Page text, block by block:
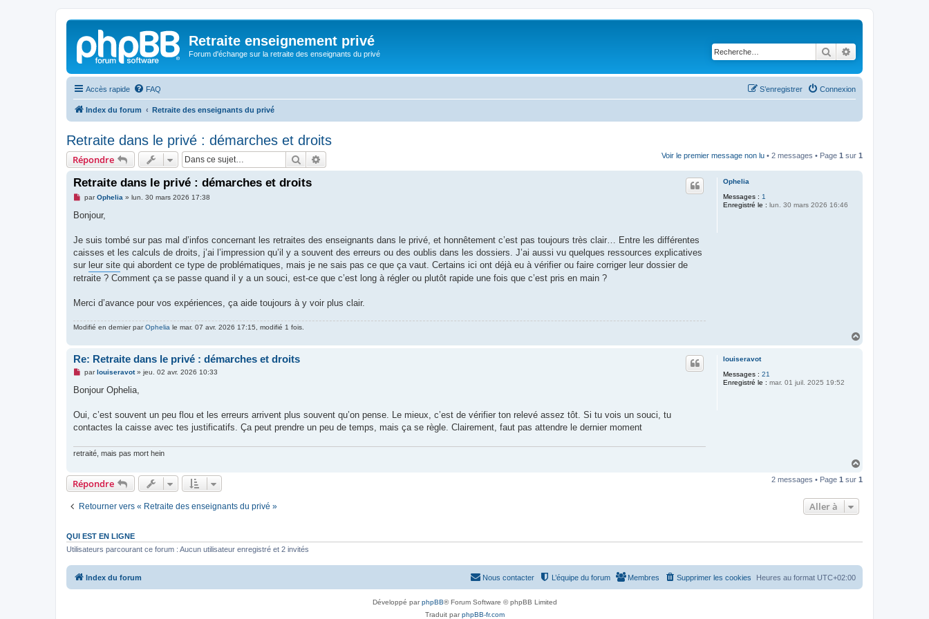
Retraite enseignement privé
Forum d'échange sur la retraite des enseignants du privé Rechercher
Accès rapide FAQ Connexion
S’enregistrer
Index du forum Retraite des enseignants du privé
Retraite dans le privé : démarches et droits
Répondre Rechercher Voir le premier message non lu • 2 messages • Page 1 sur 1
Ophelia
Messages : 1
Enregistré le : lun. 30 mars 2026 16:46
Retraite dans le privé : démarches et droits
M
s
g
n
o
l
parOphelia » lun. 30 mars 2026 17:38
Bonjour,
Je suis tombé sur pas mal d’infos concernant les retraites des enseignants dans le privé, et honnêtement c’est pas toujours très clair… Entre les différentes
caisses et les calculs de droits, j’ai l’impression qu’il y a souvent des erreurs ou des oublis dans les dossiers. J’ai aussi vu quelques ressources explicatives
sur leur site qui abordent ce type de problématiques, mais je ne sais pas ce que ça vaut. Certains ici ont déjà eu à vérifier ou faire corriger leur dossier de
retraite ? Comment ça se passe quand il y a un souci, est-ce que c’est long à régler ou plutôt rapide une fois que c’est pris en main ?
Merci d’avance pour vos expériences, ça aide toujours à y voir plus clair.
Modifié en dernier parOphelia le mar. 07 avr. 2026 17:15, modifié 1 fois.
louiseravot
Messages : 21
Enregistré le : mar. 01 juil. 2025 19:52
Re: Retraite dans le privé : démarches et droits
M
s
g
n
n
l
parlouiseravot» jeu. 02 avr. 2026 10:33
Bonjour Ophelia,
Oui, c’est souvent un peu flou et les erreurs arrivent plus souvent qu’on pense. Le mieux, c’est de vérifier ton relevé assez tôt. Si tu vois un souci, tu
contactes la caisse avec tes justificatifs. Ça peut prendre un peu de temps, mais ça se règle. Clairement, faut pas attendre le dernier moment
retraité, mais pas mort hein
u
Répondre 2 messages • Page 1 sur 1
Retourner vers « Retraite des enseignants du privé » Aller à
QUI EST EN LIGNE
Utilisateurs parcourant ce forum : Aucun utilisateur enregistré et 2 invités
Index du forum Heures au format UTC+02:00
Supprimer les cookies
Membres
L’équipe du forum
Nous contacter
Développé parphpBB® Forum Software © phpBB Limited
Traduit parphpBB-fr.com